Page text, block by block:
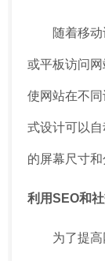
随着移
或平板访问网
使网站在不
式设计可以
的屏幕尺寸和
利用SEO和
为了提